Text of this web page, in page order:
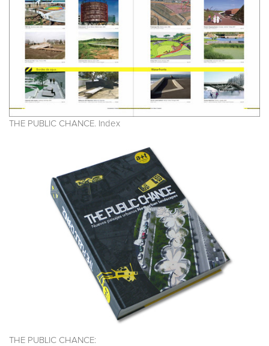
THE PUBLIC CHANCE. Index
THE PUBLIC CHANCE: